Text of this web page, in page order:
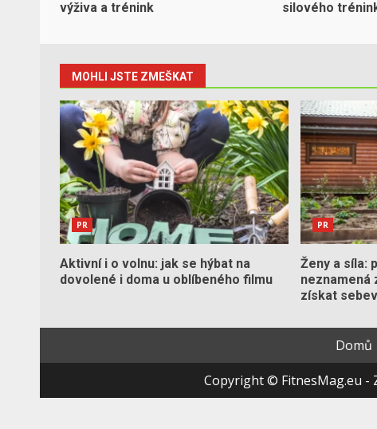
výživa a trénink
silového
MOHLI JSTE ZMEŠKAT
PR
Aktivní i o volnu: jak se hýbat na
dovolené i doma u oblíbeného filmu
PR
Ženy a síla:
neznamená
získat
Domů
Copyright © FitnesMag.eu -